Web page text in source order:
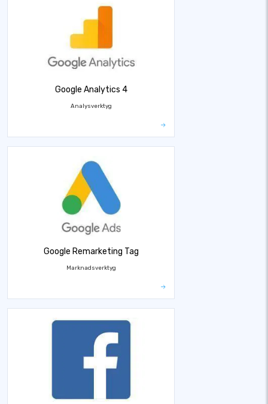
Google Analytics 4
Analysverktyg
Google Remarketing Tag
Marknadsverktyg